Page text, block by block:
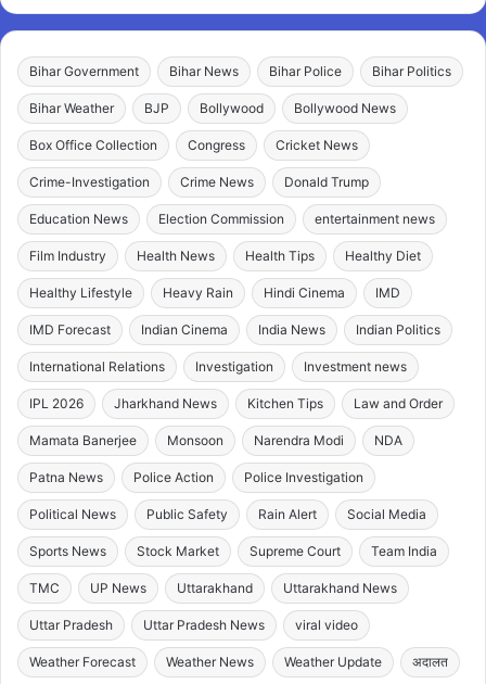
Bihar Government Bihar News Bihar Police Bihar Politics
Bihar Weather BJP Bollywood Bollywood News
Box Office Collection Congress Cricket News
Crime-Investigation Crime News Donald Trump
Education News Election Commission entertainment news
Film Industry Health News Health Tips Healthy Diet
Healthy Lifestyle Heavy Rain Hindi Cinema IMD
IMD Forecast Indian Cinema India News Indian Politics
International Relations Investigation Investment news
IPL 2026 Jharkhand News Kitchen Tips Law and Order
Mamata Banerjee Monsoon Narendra Modi NDA
Patna News Police Action Police Investigation
Political News Public Safety Rain Alert Social Media
Sports News Stock Market Supreme Court Team India
TMC UP News Uttarakhand Uttarakhand News
Uttar Pradesh Uttar Pradesh News viral video
Weather Forecast Weather News Weather Update अदालत